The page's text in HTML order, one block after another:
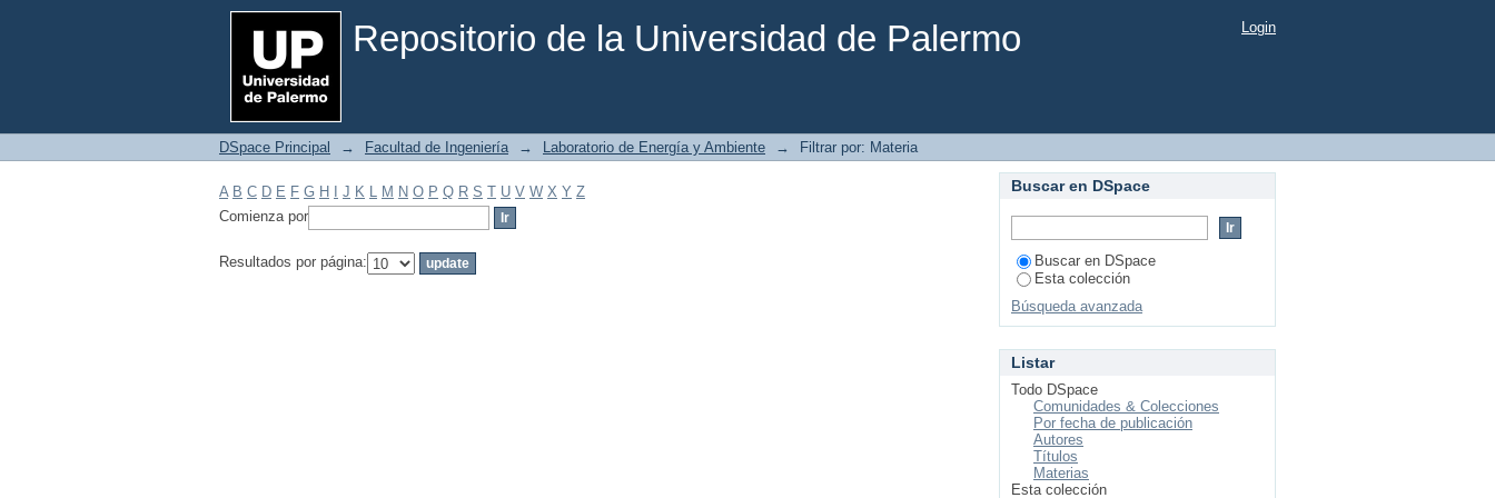
Repositorio de la Universidad de Palermo
Filtrar por: Materia Login
DSpace Principal → Facultad de Ingeniería → Laboratorio de Energía y Ambiente → Filtrar por: Materia
A B C D E F G H J K L M N O P Q R S T U V W X Y Z
Comienza por
Resultados por página:
Buscar en DSpace
Buscar en DSpace
Esta colección
Búsqueda avanzada
Listar
Todo DSpace
Comunidades & Colecciones
Por fecha de publicación
Autores
Títulos
Materias
Esta colección